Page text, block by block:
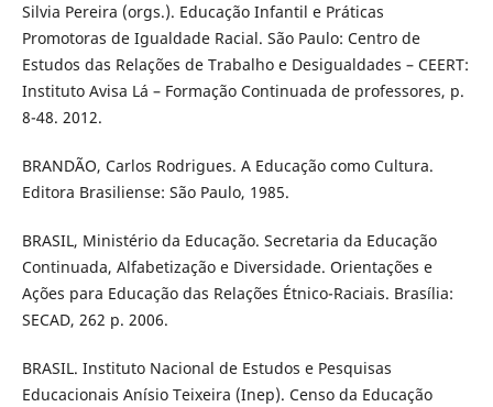
Silvia Pereira (orgs.). Educação Infantil e Práticas
Promotoras de Igualdade Racial. São Paulo: Centro de
Estudos das Relações de Trabalho e Desigualdades – CEERT:
Instituto Avisa Lá – Formação Continuada de professores, p.
8-48. 2012.
BRANDÃO, Carlos Rodrigues. A Educação como Cultura.
Editora Brasiliense: São Paulo, 1985.
BRASIL, Ministério da Educação. Secretaria da Educação
Continuada, Alfabetização e Diversidade. Orientações e
Ações para Educação das Relações Étnico-Raciais. Brasília:
SECAD, 262 p. 2006.
BRASIL. Instituto Nacional de Estudos e Pesquisas
Educacionais Anísio Teixeira (Inep). Censo da Educação